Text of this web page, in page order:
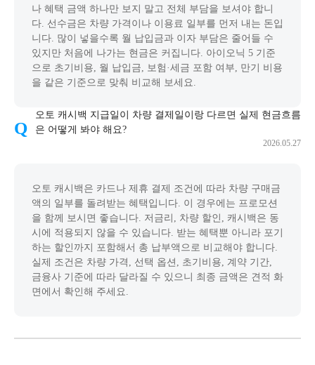
나 혜택 금액 하나만 보지 말고 전체 부담을 보셔야 합니
다. 선수금은 차량 가격이나 이용료 일부를 먼저 내는 돈입
니다. 많이 넣을수록 월 납입금과 이자 부담은 줄어들 수
있지만 처음에 나가는 현금은 커집니다. 아이오닉 5 기준
으로 초기비용, 월 납입금, 보험·세금 포함 여부, 만기 비용
을 같은 기준으로 맞춰 비교해 보세요.
오토 캐시백 지급일이 차량 결제일이랑 다르면 실제 현금흐름
은 어떻게 봐야 해요?
2026.05.27
오토 캐시백은 카드나 제휴 결제 조건에 따라 차량 구매금
액의 일부를 돌려받는 혜택입니다. 이 경우에는 프로모션
을 함께 보시면 좋습니다. 저금리, 차량 할인, 캐시백은 동
시에 적용되지 않을 수 있습니다. 받는 혜택뿐 아니라 포기
하는 할인까지 포함해서 총 납부액으로 비교해야 합니다.
실제 조건은 차량 가격, 선택 옵션, 초기비용, 계약 기간,
금융사 기준에 따라 달라질 수 있으니 최종 금액은 견적 화
면에서 확인해 주세요.